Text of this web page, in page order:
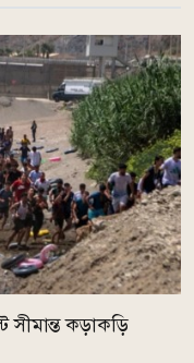
সীমান্ত কড়াকড়ি